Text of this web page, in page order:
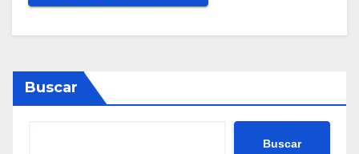
Buscar
Buscar